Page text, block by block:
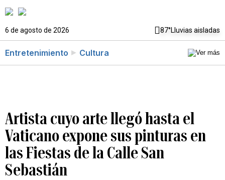
6 de agosto de 2026 87°Lluvias aisladas
Entretenimiento Cultura
Artista cuyo arte llegó hasta el
Vaticano expone sus pinturas en
las Fiestas de la Calle San
Sebastián